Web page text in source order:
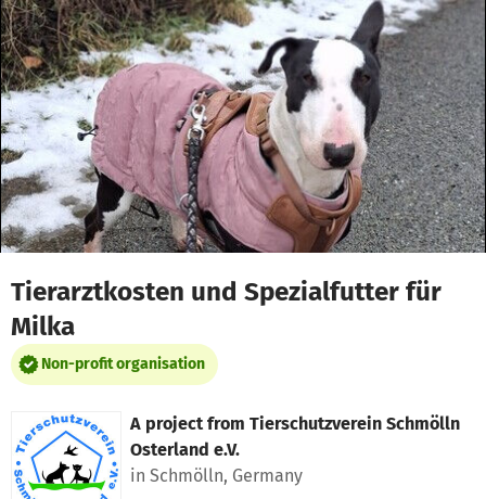
Skip to main content
Show accessibility statement
Tierarztkosten und Spezialfutter für
Milka
Non-profit organisation
A project from Tierschutzverein Schmölln
Osterland e.V.
in Schmölln, Germany